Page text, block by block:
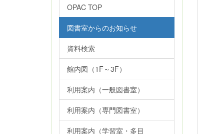
OPAC TOP
図書室からのお知らせ
資料検索
館内図（1F～3F）
利用案内（一般図書室）
利用案内（専門図書室）
利用案内（学習室・多目